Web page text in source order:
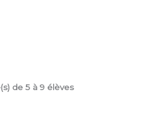
de 5 à 9 élèves